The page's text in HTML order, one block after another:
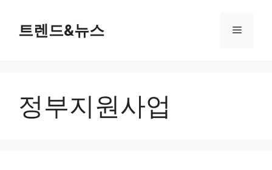
트렌드&뉴스 메
정부지원사업